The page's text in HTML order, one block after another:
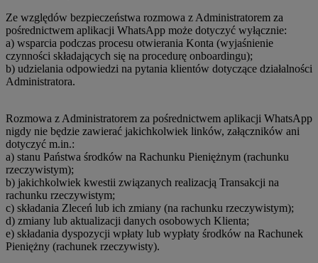
Ze względów bezpieczeństwa rozmowa z Administratorem za
pośrednictwem aplikacji WhatsApp może dotyczyć wyłącznie:
a) wsparcia podczas procesu otwierania Konta (wyjaśnienie
czynności składających się na procedurę onboardingu);
b) udzielania odpowiedzi na pytania klientów dotyczące działalności
Administratora.
Rozmowa z Administratorem za pośrednictwem aplikacji WhatsApp
nigdy nie będzie zawierać jakichkolwiek linków, załączników ani
dotyczyć m.in.:
a) stanu Państwa środków na Rachunku Pieniężnym (rachunku
rzeczywistym);
b) jakichkolwiek kwestii związanych realizacją Transakcji na
rachunku rzeczywistym;
c) składania Zleceń lub ich zmiany (na rachunku rzeczywistym);
d) zmiany lub aktualizacji danych osobowych Klienta;
e) składania dyspozycji wpłaty lub wypłaty środków na Rachunek
Pieniężny (rachunek rzeczywisty).